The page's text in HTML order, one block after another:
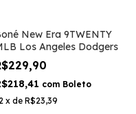
New Era 9TWENTY
Los Angeles Dodgers
com Boleto
x de R$23,39